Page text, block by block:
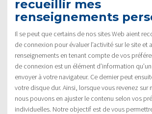
recueillir mes
renseignements
Il se peut que certains de nos sites Web aient
de connexion pour évaluer l’activité sur le site et
renseignements en tenant compte de vos
de connexion est un élément d’information
envoyer à votre navigateur. Ce dernier peut
votre disque dur. Ainsi, lorsque vous revenez sur
nous pouvons en ajuster le contenu selon vos
individuelles. Notre objectif est de vous